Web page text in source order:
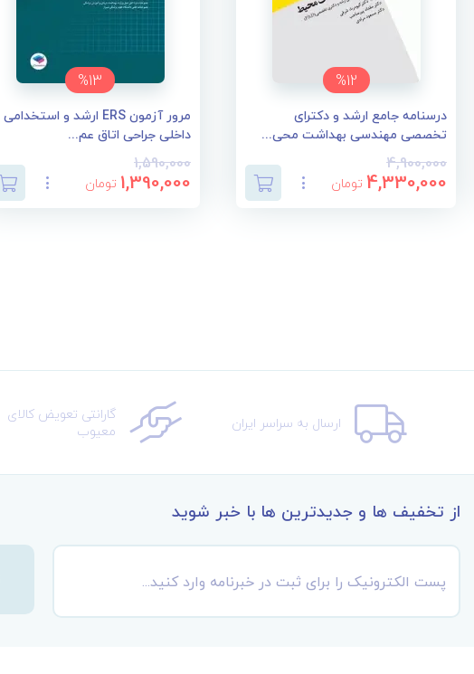
%12
درسنامه جامع ارشد و دکترای
تخصصی مهندسی بهداشت محی...
4,900,000
4,330,000 تومان
%13
مرور آزمون ERS ارشد و استخدامی
داخلی جراحی اتاق عم...
1,590,000
1,390,000 تومان
ارسال به سراسر ایران گارانتی تعویض کالای
معیوب
از تخفیف ها و جدیدترین ها با خبر شوید